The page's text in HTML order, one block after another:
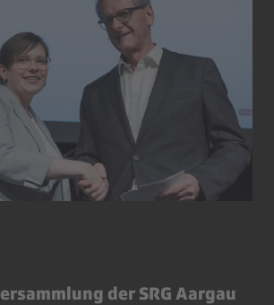
der SRG Aargau